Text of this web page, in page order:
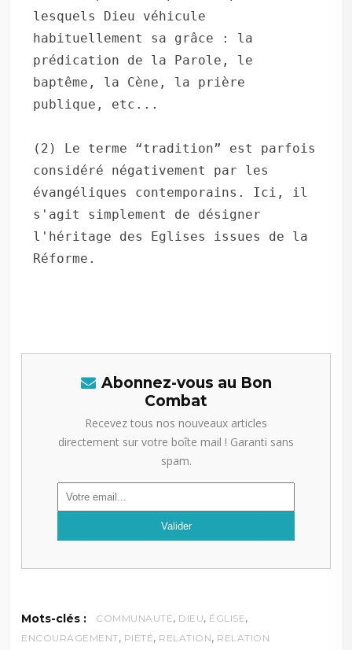
lesquels Dieu véhicule
habituellement sa grâce : la
prédication de la Parole, le
baptême, la Cène, la prière
publique, etc...
(2) Le terme “tradition” est parfois
considéré négativement par les
évangéliques contemporains. Ici, il
s'agit simplement de désigner
l'héritage des Eglises issues de la
Réforme.
Abonnez-vous au Bon
Combat
Recevez tous nos nouveaux articles
directement sur votre boîte mail ! Garanti sans
spam.
Mots-clés : COMMUNAUTÉ, DIEU, ÉGLISE,
ENCOURAGEMENT, PIÉTÉ, RELATION, RELATION